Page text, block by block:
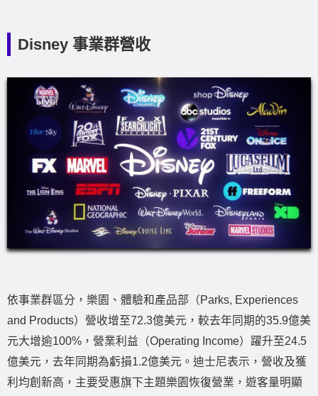
Disney 事業群營收
依事業群區分，樂園、體驗和產品部（Parks, Experiences
and Products）營收增至72.3億美元，較去年同期的35.9億美
元大增逾100%，營業利益（Operating Income）躍升至24.5
億美元，去年同期為虧損1.2億美元。迪士尼表示，營收及獲
利均創新高，主要受惠旗下主題樂園恢復營業，遊客量明顯